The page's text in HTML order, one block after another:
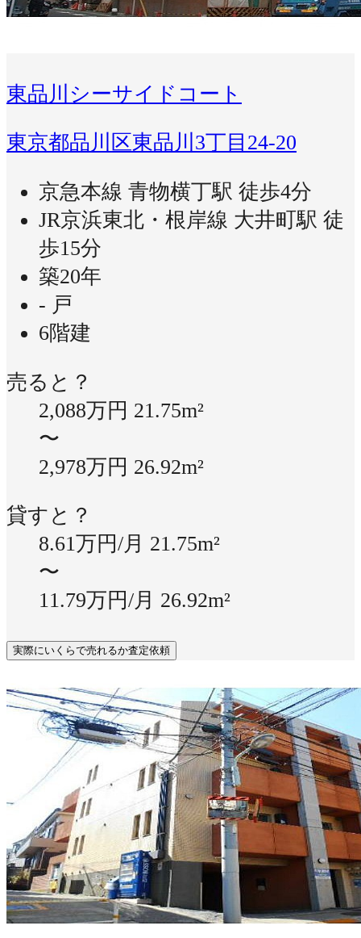
東品川シーサイドコート
東京都品川区東品川3丁目24-20
京急本線 青物横丁駅 徒歩4分
JR京浜東北・根岸線 大井町駅 徒
歩15分
築20年
- 戸
6階建
売ると？
2,088万円 21.75m²
〜
2,978万円 26.92m²
貸すと？
8.61万円/月 21.75m²
〜
11.79万円/月 26.92m²
実際にいくらで売れるか査定依頼